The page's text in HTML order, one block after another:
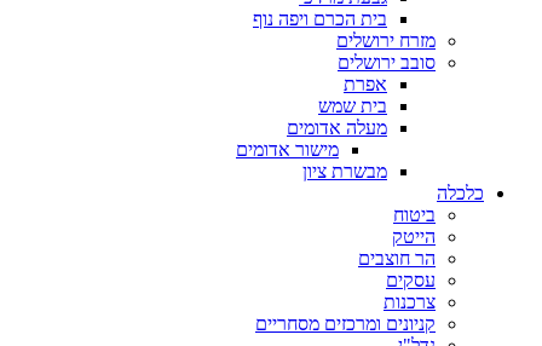
בית הכרם ויפה נוף
מזרח ירושלים
סובב ירושלים
אפרת
בית שמש
מעלה אדומים
מישור אדומים
מבשרת ציון
כלכלה
ביטוח
הייטק
הר חוצבים
עסקים
צרכנות
קניונים ומרכזים מסחריים